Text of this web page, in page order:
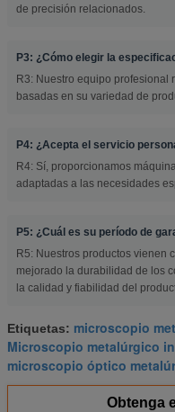
de precisión relacionados.
P3: ¿Cómo elegir la
R3: Nuestro equipo
basadas en su variedad de
P4: ¿Acepta el servicio
R4: Sí, proporcionamos
adaptadas a las necesidades
P5: ¿Cuál es su período de
R5: Nuestros productos vienen
mejorado la durabilidad de los
la calidad y fiabilidad del
Etiquetas: microscopio
Microscopio metalúrgico
microscopio óptico
Obtenga